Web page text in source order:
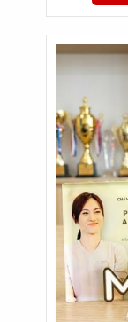
I. Lựa
- Khi bạn
định cách
- Kỷ
dụng
II. Sự